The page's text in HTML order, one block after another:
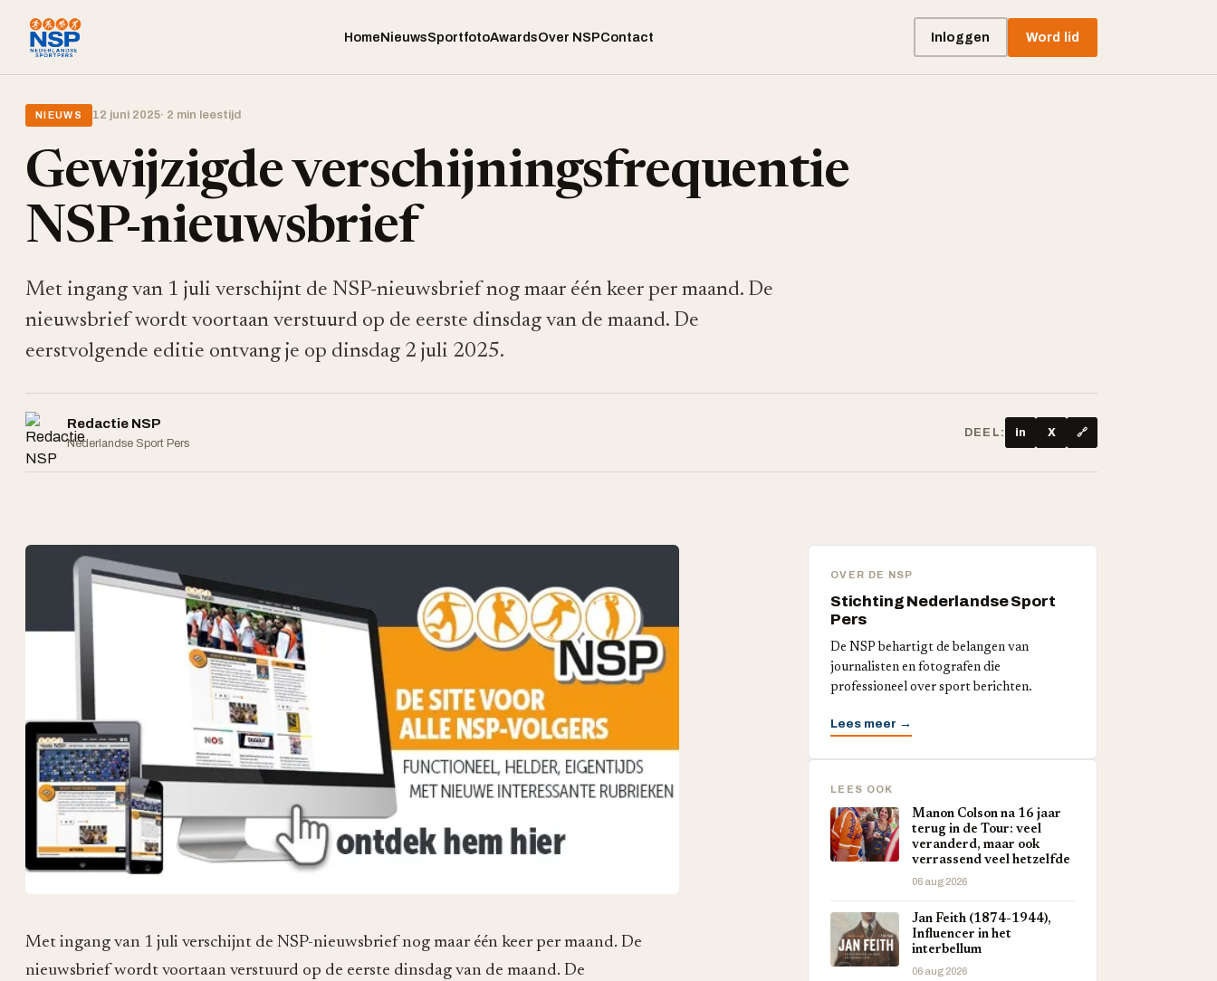
HomeNieuwsSportfotoAwardsOver NSPContact Inloggen Word lid
NIEUWS 12 juni 2025· 2 min leestijd
Gewijzigde verschijningsfrequentie
NSP-nieuwsbrief
Met ingang van 1 juli verschijnt de NSP-nieuwsbrief nog maar één keer per maand. De
nieuwsbrief wordt voortaan verstuurd op de eerste dinsdag van de maand. De
eerstvolgende editie ontvang je op dinsdag 2 juli 2025.
Redactie NSP
Nederlandse Sport Pers
DEEL: in X 🔗
Met ingang van 1 juli verschijnt de NSP-nieuwsbrief nog maar één keer per maand. De
nieuwsbrief wordt voortaan verstuurd op de eerste dinsdag van de maand. De
OVER DE NSP
Stichting Nederlandse Sport
Pers
De NSP behartigt de belangen van
journalisten en fotografen die
professioneel over sport berichten.
Lees meer →
LEES OOK
Manon Colson na 16 jaar
terug in de Tour: veel
veranderd, maar ook
verrassend veel hetzelfde
06 aug 2026
Jan Feith (1874-1944),
Influencer in het
interbellum
06 aug 2026